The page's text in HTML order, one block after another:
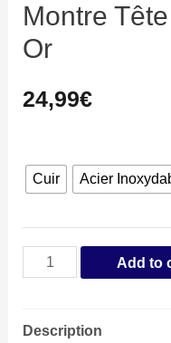
Montre
Or
24,99€
Cuir Acier
Montre
Add to
Description